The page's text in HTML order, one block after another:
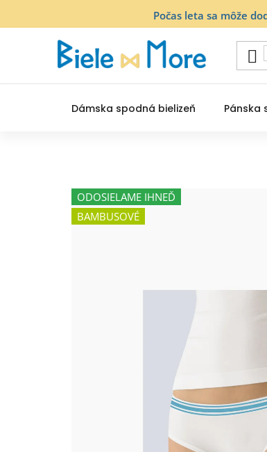
Počas leta sa môže
Dámska spodná bielizeň Pánska
ODOSIELAME IHNEĎ
BAMBUSOVÉ